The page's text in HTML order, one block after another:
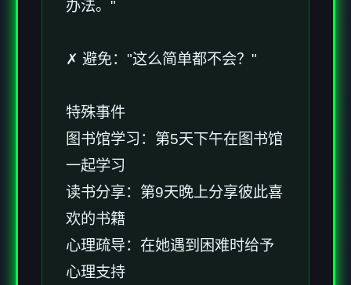
办法。"
✗ 避免："这么简单都不会？"
特殊事件
图书馆学习：第5天下午在图书馆
一起学习
读书分享：第9天晚上分享彼此喜
欢的书籍
心理疏导：在她遇到困难时给予
心理支持